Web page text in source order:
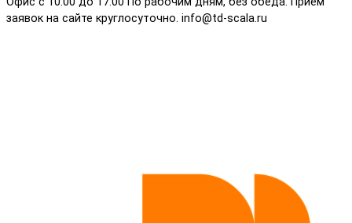
заявок на сайте круглосуточно. info@td-scala.ru